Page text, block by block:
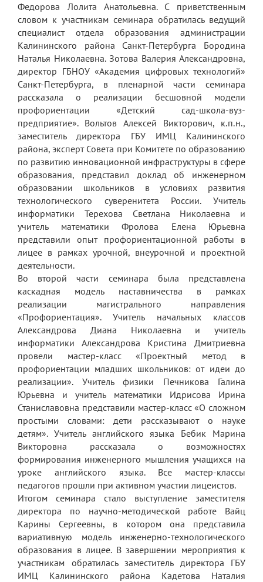
Международное сотрудничество
Организация питания в лицее
О лицее
Визитная карточка
Учительская
Контакты и местонахождение
Экскурсии по лицею
Материально-техническая база
Платные образовательные услуги
История лицея
Документы
Антимонопольный комплаенс
Уставные документы
Локальные акты
Предписания органов надзора
Страница директора
Предписания органов надзора
Охрана труда
Обращение директора
Гостевая книга
Результаты самообследования
Финансово-хозяйственная деятельность
Реализация антикоррупционной
политики
Знак «За вклад в развитие лицея»
Учебный процесс
Федорова Лолита Анатольевна. С приветственным
словом к участникам семинара обратилась ведущий
специалист отдела образования администрации
Калининского района Санкт-Петербурга Бородина
Наталья Николаевна. Зотова Валерия Александровна,
директор ГБНОУ «Академия цифровых технологий»
Санкт-Петербурга, в пленарной части семинара
рассказала о реализации бесшовной модели
профориентации «Детский сад-школа-вуз-
предприятие». Вольтов Алексей Викторович, к.п.н.,
заместитель директора ГБУ ИМЦ Калининского
района, эксперт Совета при Комитете по образованию
по развитию инновационной инфраструктуры в сфере
образования, представил доклад об инженерном
образовании школьников в условиях развития
технологического суверенитета России. Учитель
информатики Терехова Светлана Николаевна и
учитель математики Фролова Елена Юрьевна
представили опыт профориентационной работы в
лицее в рамках урочной, внеурочной и проектной
деятельности.
Во второй части семинара была представлена
каскадная модель наставничества в рамках
реализации магистрального направления
«Профориентация». Учитель начальных классов
Александрова Диана Николаевна и учитель
информатики Александрова Кристина Дмитриевна
провели мастер-класс «Проектный метод в
профориентации младших школьников: от идеи до
реализации». Учитель физики Печникова Галина
Юрьевна и учитель математики Идрисова Ирина
Станиславовна представили мастер-класс «О сложном
простыми словами: дети рассказывают о науке
детям». Учитель английского языка Бебик Марина
Викторовна рассказала о возможностях
формирования инженерного мышления учащихся на
уроке английского языка. Все мастер-классы
педагогов прошли при активном участии лицеистов.
Итогом семинара стало выступление заместителя
директора по научно-методической работе Вайц
Карины Сергеевны, в котором она представила
вариативную модель инженерно-технологического
образования в лицее. В завершении мероприятия к
участникам обратилась заместитель директора ГБУ
ИМЦ Калининского района Кадетова Наталия